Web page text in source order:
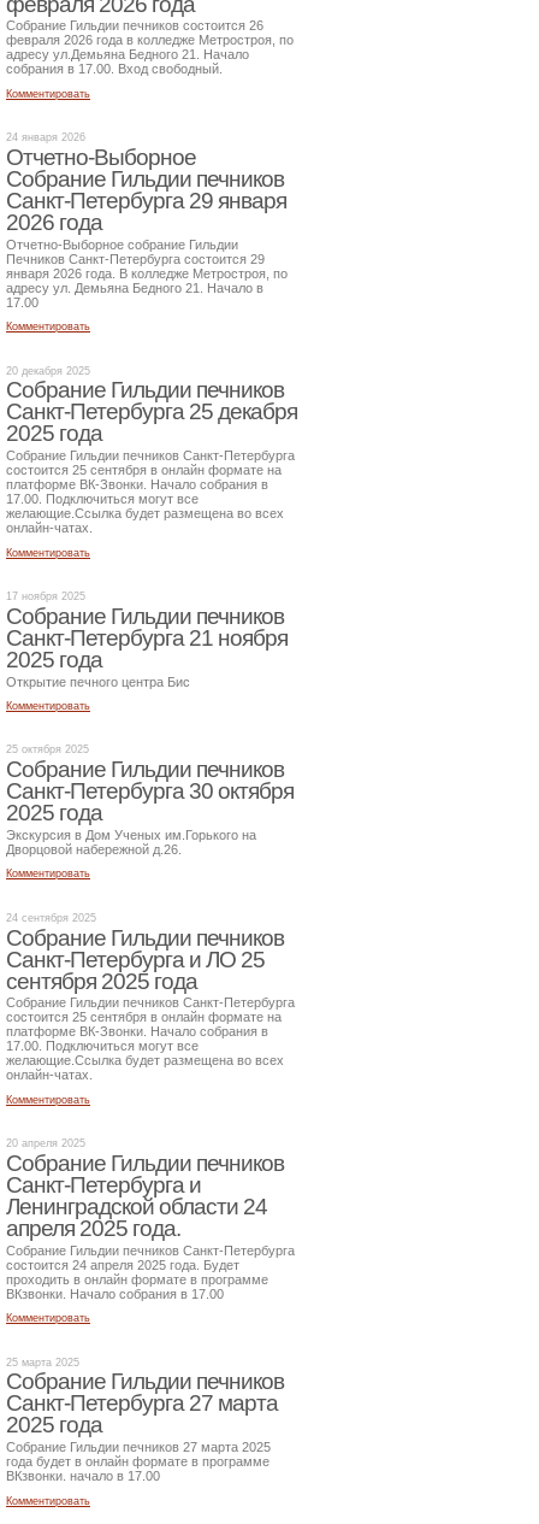
Собрание Гильдии печников состоится 26
февраля 2026 года в колледже Метростроя, по
адресу ул.Демьяна Бедного 21. Начало
собрания в 17.00. Вход свободный.
Комментировать
24 января 2026
Отчетно-Выборное
Собрание Гильдии печников
Санкт-Петербурга 29 января
2026 года
Отчетно-Выборное собрание Гильдии
Печников Санкт-Петербурга состоится 29
января 2026 года. В колледже Метростроя, по
адресу ул. Демьяна Бедного 21. Начало в
17.00
Комментировать
20 декабря 2025
Собрание Гильдии печников
Санкт-Петербурга 25 декабря
2025 года
Собрание Гильдии печников Санкт-Петербурга
состоится 25 сентября в онлайн формате на
платформе ВК-Звонки. Начало собрания в
17.00. Подключиться могут все
желающие.Ссылка будет размещена во всех
онлайн-чатах.
Комментировать
17 ноября 2025
Собрание Гильдии печников
Санкт-Петербурга 21 ноября
2025 года
Открытие печного центра Бис
Комментировать
25 октября 2025
Собрание Гильдии печников
Санкт-Петербурга 30 октября
2025 года
Экскурсия в Дом Ученых им.Горького на
Дворцовой набережной д.26.
Комментировать
24 сентября 2025
Собрание Гильдии печников
Санкт-Петербурга и ЛО 25
сентября 2025 года
Собрание Гильдии печников Санкт-Петербурга
состоится 25 сентября в онлайн формате на
платформе ВК-Звонки. Начало собрания в
17.00. Подключиться могут все
желающие.Ссылка будет размещена во всех
онлайн-чатах.
Комментировать
20 апреля 2025
Собрание Гильдии печников
Санкт-Петербурга и
Ленинградской области 24
апреля 2025 года.
Собрание Гильдии печников Санкт-Петербурга
состоится 24 апреля 2025 года. Будет
проходить в онлайн формате в программе
ВКзвонки. Начало собрания в 17.00
Комментировать
25 марта 2025
Собрание Гильдии печников
Санкт-Петербурга 27 марта
2025 года
Собрание Гильдии печников 27 марта 2025
года будет в онлайн формате в программе
ВКзвонки. начало в 17.00
Комментировать